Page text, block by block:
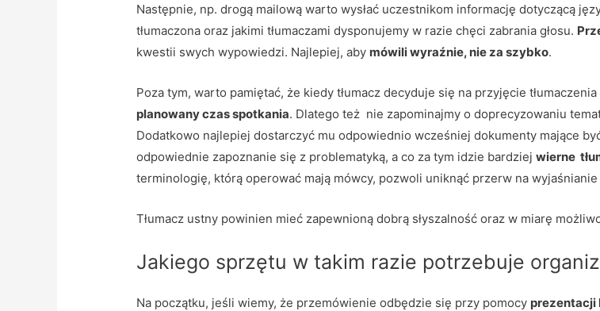
Następnie, np. drogą mailową warto wysłać uczestnikom informację dotyczącą
tłumaczona oraz jakimi tłumaczami dysponujemy w razie chęci zabrania głosu.
kwestii swych wypowiedzi. Najlepiej, aby mówili wyraźnie, nie za szybko.
Poza tym, warto pamiętać, że kiedy tłumacz decyduje się na przyjęcie
planowany czas spotkania. Dlatego też nie zapominajmy o doprecyzowaniu
Dodatkowo najlepiej dostarczyć mu odpowiednio wcześniej dokumenty mające
odpowiednie zapoznanie się z problematyką, a co za tym idzie bardziejwierne
terminologię, którą operować mają mówcy, pozwoli uniknąć przerw na
Tłumacz ustny powinien mieć zapewnioną dobrą słyszalność oraz w miarę
Jakiego sprzętu w takim razie potrzebuje
Na początku, jeśli wiemy, że przemówienie odbędzie się przy pomocy prezentacji